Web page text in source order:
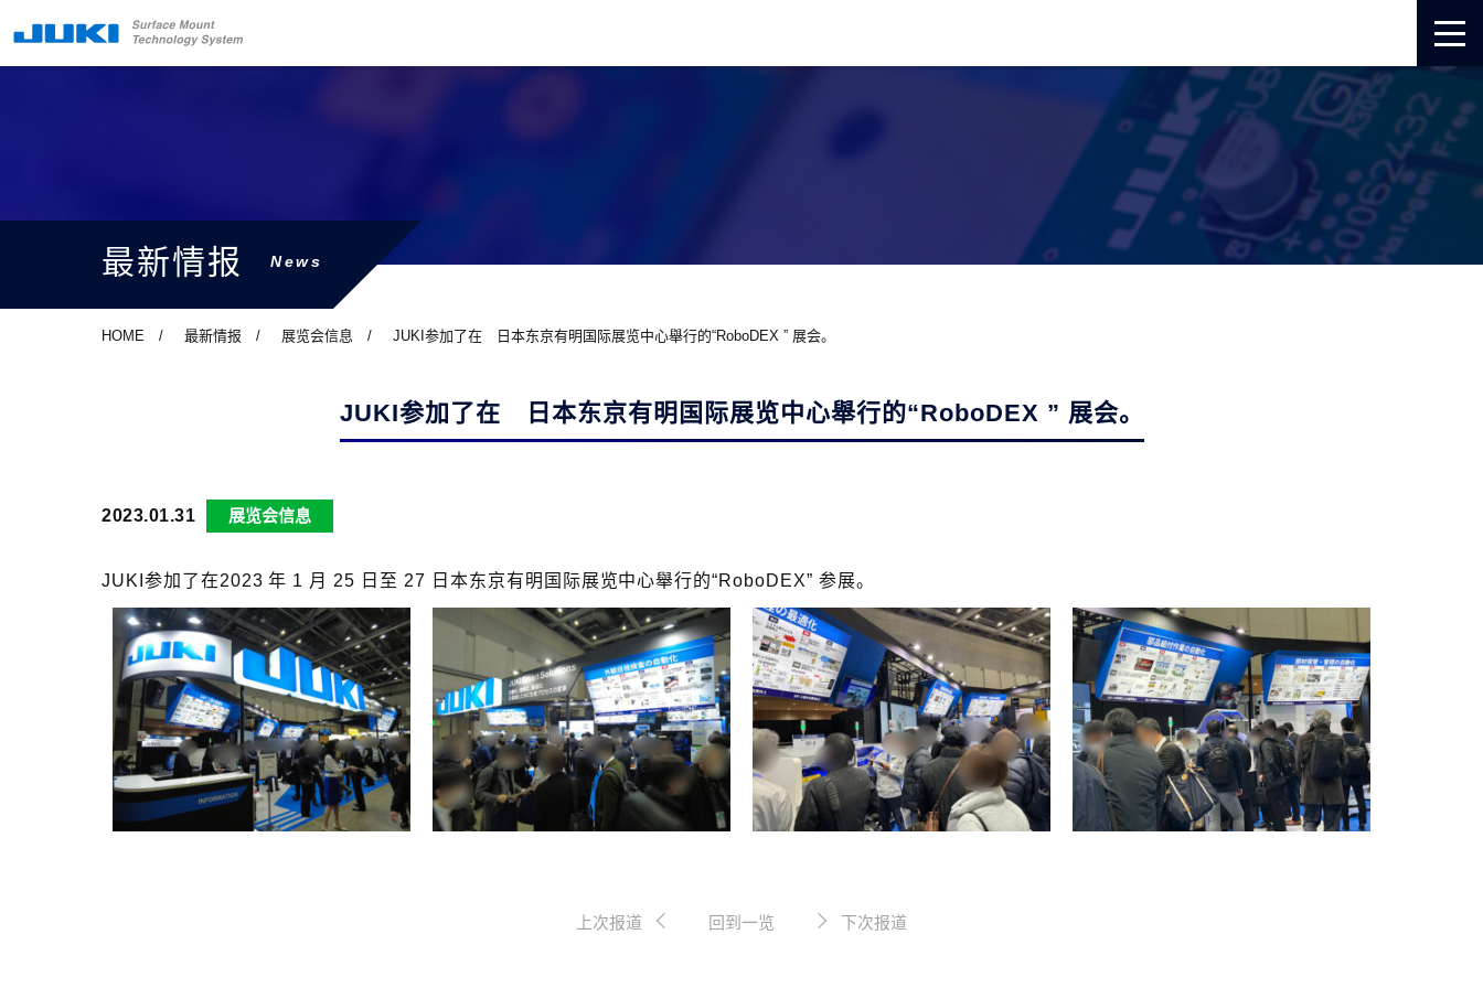
最新情报 News
HOME 最新情报 展览会信息 JUKI参加了在 日本东京有明国际展览中心舉行的“RoboDEX ” 展会。
JUKI参加了在 日本东京有明国际展览中心舉行的“RoboDEX ” 展会。
2023.01.31 展览会信息
JUKI参加了在2023 年 1 月 25 日至 27 日本东京有明国际展览中心舉行的“RoboDEX” 参展。
上次报道 回到一览 下次报道